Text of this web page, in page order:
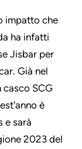
impatto che
ha infatti
Jisbar per
Già nel
SCG
è
e sarà
2023 del